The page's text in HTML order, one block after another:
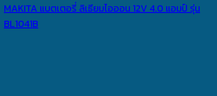
MAKITA แบตเตอรี่ ลิเธียมไอออน 12V 4.0 แอมป์ รุ่น
BL1041B